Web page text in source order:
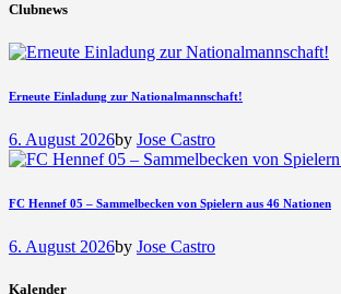
Clubnews
Erneute Einladung zur Nationalmannschaft!
6. August 2026by Jose Castro
FC Hennef 05 – Sammelbecken von Spielern aus 46 Nationen
6. August 2026by Jose Castro
Kalender